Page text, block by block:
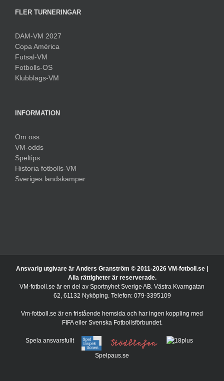
FLER TURNERINGAR
DAM-VM 2027
Copa América
Futsal-VM
Fotbolls-OS
Klubblags-VM
INFORMATION
Om oss
VM-odds
Speltips
Historia fotbolls-VM
Sveriges landskamper
Ansvarig utgivare är Anders Granström © 2011-2026 VM-fotboll.se |
Alla rättigheter är reserverade.
VM-fotboll.se är en del av Sportnyhet Sverige AB. Västra Kvarngatan
62, 61132 Nyköping. Telefon: 079-3395109
Vm-fotboll.se är en fristående hemsida och har ingen koppling med
FIFA eller Svenska Fotbollsförbundet.
Spela ansvarsfullt
Spelpaus.se